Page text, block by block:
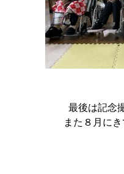
最後は記念
また８月に